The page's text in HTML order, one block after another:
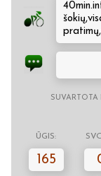
SUVARTOTA
ŪGIS:
165